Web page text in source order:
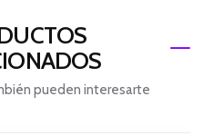
pueden interesarte